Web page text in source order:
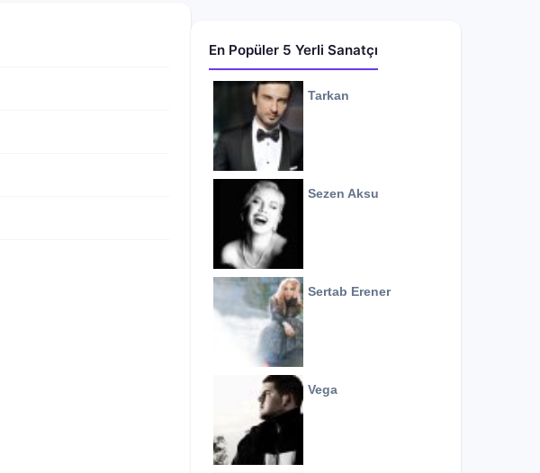
En Popüler 5 Yerli Sanatçı
Tarkan
Sezen Aksu
Sertab Erener
Vega